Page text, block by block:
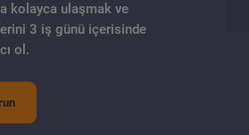
kolayca ulaşmak ve
3 iş günü içerisinde
ol.